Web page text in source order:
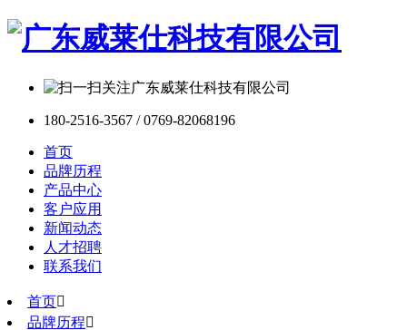
180-2516-3567 / 0769-82068196
首页
品牌历程
产品中心
客户应用
新闻动态
人才招聘
联系我们
首页
品牌历程